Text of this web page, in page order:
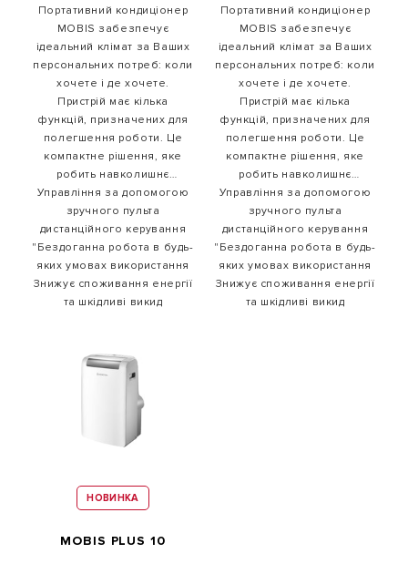
Портативний кондиціонер
MOBIS забезпечує
ідеальний клімат за Ваших
персональних потреб: коли
хочете і де хочете.
Пристрій має кілька
функцій, призначених для
полегшення роботи. Це
компактне рішення, яке
робить навколишнє
середовище комфортнішим,
а також здоровішим
Управління за допомогою
зручного пульта
дистанційного керування
"Бездоганна робота в будь-
яких умовах використання
Знижує споживання енергії
та шкідливі викид
Портативний кондиціонер
MOBIS забезпечує
ідеальний клімат за Ваших
персональних потреб: коли
хочете і де хочете.
Пристрій має кілька
функцій, призначених для
полегшення роботи. Це
компактне рішення, яке
робить навколишнє
середовище комфортнішим,
а також здоровішим
Управління за допомогою
зручного пульта
дистанційного керування
"Бездоганна робота в будь-
яких умовах використання
Знижує споживання енергії
та шкідливі викид
НОВИНКА
MOBIS PLUS 10